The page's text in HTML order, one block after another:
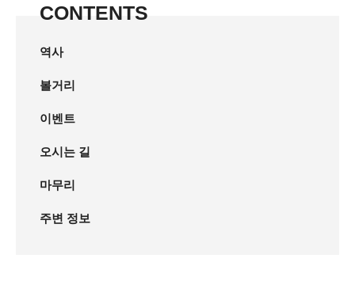
CONTENTS
역사
볼거리
이벤트
오시는 길
마무리
주변 정보